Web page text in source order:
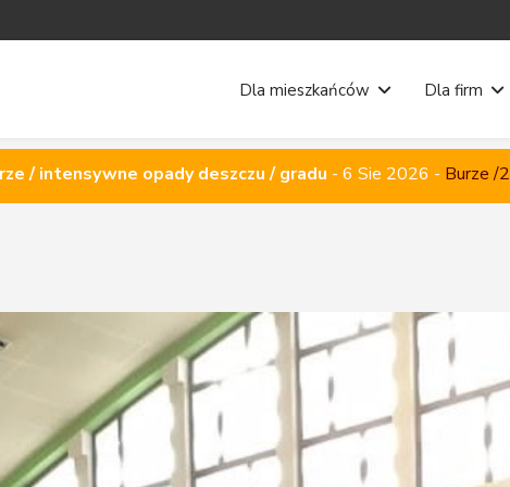
Dla mieszkańców Dla firm
/ intensywne opady deszczu / gradu - 6 Sie 2026 - Burze /2